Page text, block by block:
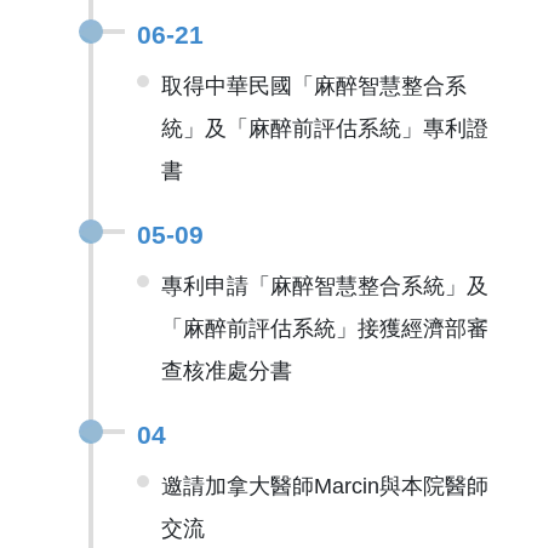
06-21
取得中華民國「麻醉智慧整合系
統」及「麻醉前評估系統」專利證
書
05-09
專利申請「麻醉智慧整合系統」及
「麻醉前評估系統」接獲經濟部審
查核准處分書
04
邀請加拿大醫師Marcin與本院醫師
交流